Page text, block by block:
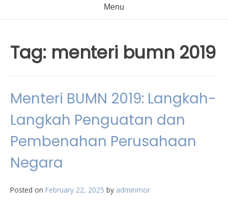
Menu
Tag: menteri bumn 2019
Menteri BUMN 2019: Langkah-
Langkah Penguatan dan
Pembenahan Perusahaan
Negara
Posted on February 22, 2025 by adminmor